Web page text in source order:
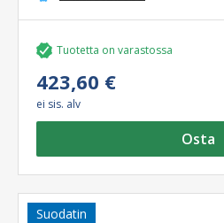
Tuotetta on varastossa
423,60 €
ei sis. alv
Osta
Suodatin